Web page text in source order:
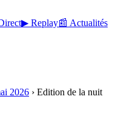
▶ Replay📰 Actualités
2026 › Edition de la nuit